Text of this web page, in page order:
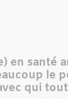
en santé
le
qui